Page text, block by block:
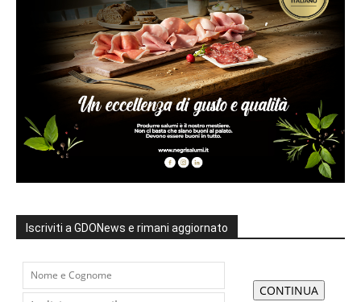
Iscriviti a GDONews e rimani aggiornato